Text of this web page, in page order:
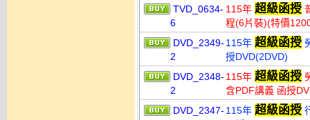
TVD_0634-
6
115年 超級函授
程(6片裝)(特價
DVD_2349-
2
115年 超級函授
授DVD(2DVD)
DVD_2348-
2
115年 超級函授
含PDF講義 函授
DVD_2347- 115年 超級函授